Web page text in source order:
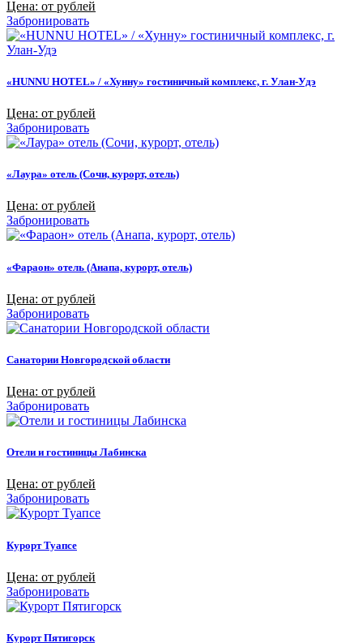
Цена: от рублей
Забронировать
«HUNNU HOTEL» / «Хунну» гостиничный комплекс, г. Улан-Удэ
Цена: от рублей
Забронировать
«Лаура» отель (Сочи, курорт, отель)
Цена: от рублей
Забронировать
«Фараон» отель (Анапа, курорт, отель)
Цена: от рублей
Забронировать
Санатории Новгородской области
Цена: от рублей
Забронировать
Отели и гостиницы Лабинска
Цена: от рублей
Забронировать
Курорт Туапсе
Цена: от рублей
Забронировать
Курорт Пятигорск